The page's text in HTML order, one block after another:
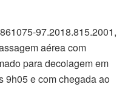
97.2018.815.2001,
aérea com
para decolagem em
9h05 e com chegada ao